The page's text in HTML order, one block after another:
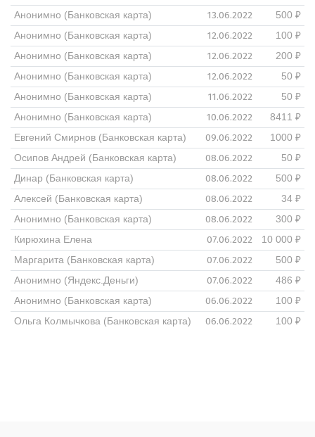
Анонимно (Банковская карта)
13.06.2022
500 ₽
Анонимно (Банковская карта)
12.06.2022
100 ₽
Анонимно (Банковская карта)
12.06.2022
200 ₽
Анонимно (Банковская карта)
12.06.2022
50 ₽
Анонимно (Банковская карта)
11.06.2022
50 ₽
Анонимно (Банковская карта)
10.06.2022
8411 ₽
Евгений Смирнов (Банковская карта)
09.06.2022
1000 ₽
Осипов Андрей (Банковская карта)
08.06.2022
50 ₽
Динар (Банковская карта)
08.06.2022
500 ₽
Алексей (Банковская карта)
08.06.2022
34 ₽
Анонимно (Банковская карта)
08.06.2022
300 ₽
Кирюхина Елена
07.06.2022
10 000 ₽
Маргарита (Банковская карта)
07.06.2022
500 ₽
Анонимно (Яндекс.Деньги)
07.06.2022
486 ₽
Анонимно (Банковская карта)
06.06.2022
100 ₽
Ольга Колмычкова (Банковская карта)
06.06.2022 100 ₽